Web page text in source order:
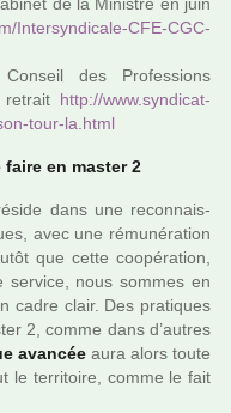
de la Ministre en juin
Intersyndicale-CFE-CGC-
des Professions
retrait
http://www.syn­di­cat-
tour-la.html
en master 2
dans une reconnais­
avec une rému­né­ra­tion
que cette coo­pé­ra­tion,
nous sommes en
cadre clair. Des pra­ti­ques
2, comme dans d’autres
avan­cée aura alors toute
le ter­ri­toire, comme le fait